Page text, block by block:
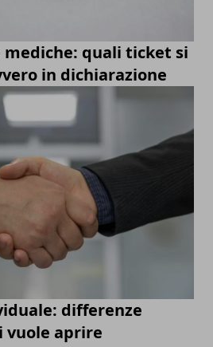
mediche: quali ticket si
in dichiarazione
differenze
vuole aprire